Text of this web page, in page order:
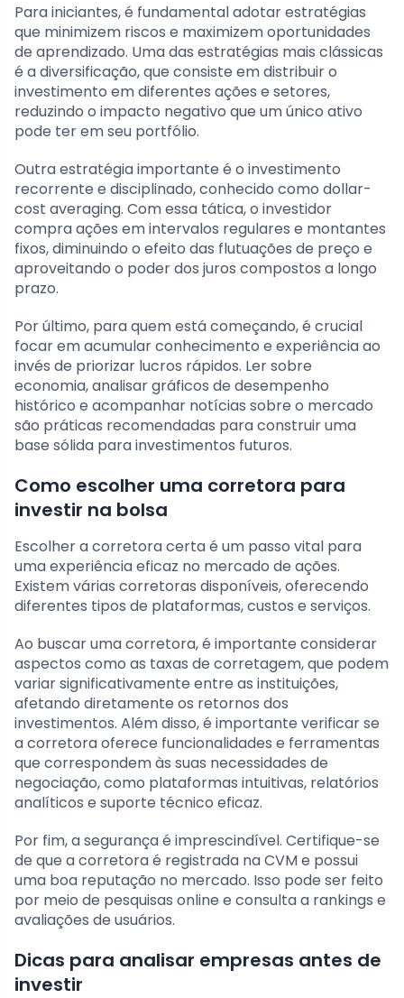
Para iniciantes, é fundamental adotar estratégias
que minimizem riscos e maximizem oportunidades
de aprendizado. Uma das estratégias mais clássicas
é a diversificação, que consiste em distribuir o
investimento em diferentes ações e setores,
reduzindo o impacto negativo que um único ativo
pode ter em seu portfólio.
Outra estratégia importante é o investimento
recorrente e disciplinado, conhecido como dollar-
cost averaging. Com essa tática, o investidor
compra ações em intervalos regulares e montantes
fixos, diminuindo o efeito das flutuações de preço e
aproveitando o poder dos juros compostos a longo
prazo.
Por último, para quem está começando, é crucial
focar em acumular conhecimento e experiência ao
invés de priorizar lucros rápidos. Ler sobre
economia, analisar gráficos de desempenho
histórico e acompanhar notícias sobre o mercado
são práticas recomendadas para construir uma
base sólida para investimentos futuros.
Como escolher uma corretora para
investir na bolsa
Escolher a corretora certa é um passo vital para
uma experiência eficaz no mercado de ações.
Existem várias corretoras disponíveis, oferecendo
diferentes tipos de plataformas, custos e serviços.
Ao buscar uma corretora, é importante considerar
aspectos como as taxas de corretagem, que podem
variar significativamente entre as instituições,
afetando diretamente os retornos dos
investimentos. Além disso, é importante verificar se
a corretora oferece funcionalidades e ferramentas
que correspondem às suas necessidades de
negociação, como plataformas intuitivas, relatórios
analíticos e suporte técnico eficaz.
Por fim, a segurança é imprescindível. Certifique-se
de que a corretora é registrada na CVM e possui
uma boa reputação no mercado. Isso pode ser feito
por meio de pesquisas online e consulta a rankings e
avaliações de usuários.
Dicas para analisar empresas antes de
investir